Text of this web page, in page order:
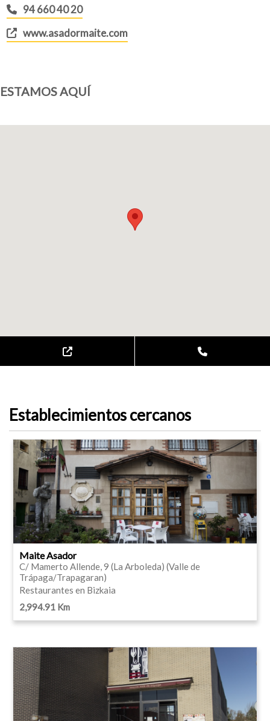
94 660 40 20
www.asadormaite.com
ESTAMOS AQUÍ
Establecimientos cercanos
Maite Asador
C/ Mamerto Allende, 9 (La Arboleda) (Valle de
Trápaga/Trapagaran)
Restaurantes en Bizkaia
2,994.91 Km